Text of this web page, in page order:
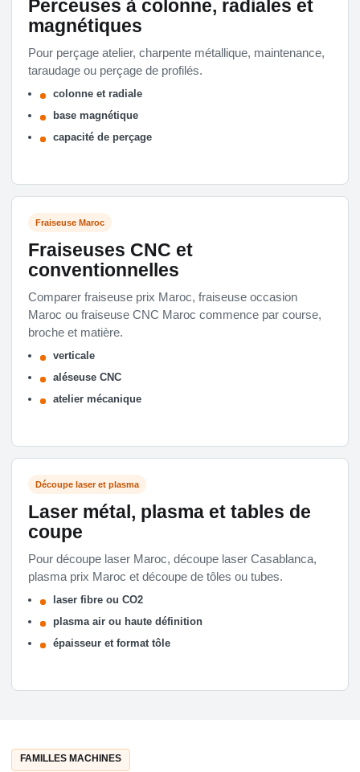
Perceuses à colonne, radiales et
magnétiques
Pour perçage atelier, charpente métallique, maintenance,
taraudage ou perçage de profilés.
colonne et radiale
base magnétique
capacité de perçage
Fraiseuse Maroc
Fraiseuses CNC et
conventionnelles
Comparer fraiseuse prix Maroc, fraiseuse occasion
Maroc ou fraiseuse CNC Maroc commence par course,
broche et matière.
verticale
aléseuse CNC
atelier mécanique
Découpe laser et plasma
Laser métal, plasma et tables de
coupe
Pour découpe laser Maroc, découpe laser Casablanca,
plasma prix Maroc et découpe de tôles ou tubes.
laser fibre ou CO2
plasma air ou haute définition
épaisseur et format tôle
FAMILLES MACHINES